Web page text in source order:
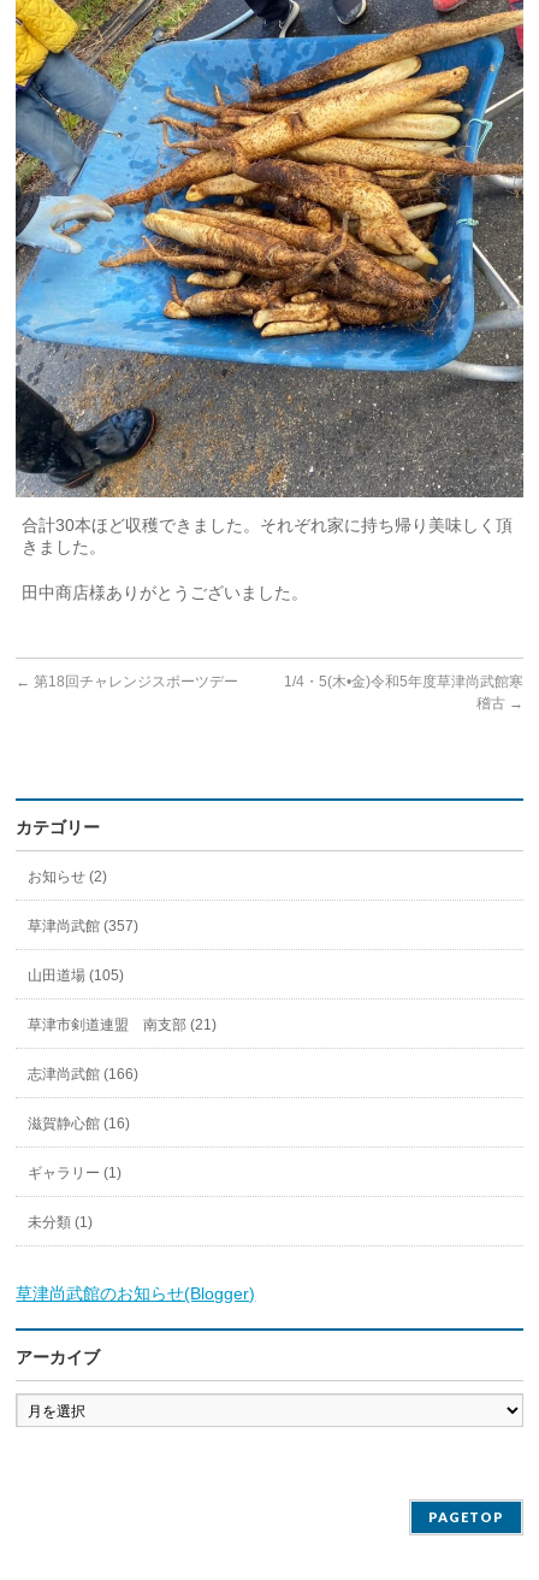
合計30本ほど収穫できました。それぞれ家に持ち帰り美味しく頂
きました。
田中商店様ありがとうございました。
← 第18回チャレンジスポーツデー
1/4・5(木•金)令和5年度草津尚武館寒
稽古 →
カテゴリー
お知らせ (2)
草津尚武館 (357)
山田道場 (105)
草津市剣道連盟 南支部 (21)
志津尚武館 (166)
滋賀静心館 (16)
ギャラリー (1)
未分類 (1)
草津尚武館のお知らせ(Blogger)
アーカイブ
ア
ー
カ
PAGETOP